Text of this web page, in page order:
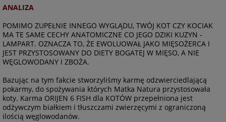
ANALIZA
POMIMO ZUPEŁNIE INNEGO WYGLĄDU, TWÓJ KOT CZY KOCIAK
MA TE SAME CECHY ANATOMICZNE CO JEGO DZIKI KUZYN -
LAMPART. OZNACZA TO, ŻE EWOLUOWAŁ JAKO MIĘSOŻERCA I
JEST PRZYSTOSOWANY DO DIETY BOGATEJ W MIĘSO, A NIE
WĘGLOWODANY I ZBOŻA.
Bazując na tym fakcie stworzyliśmy karmę odzwierciedlającą
pokarmy, do spożywania których Matka Natura przystosowała
koty. Karma ORIJEN 6 FISH dla KOTÓW przepełniona jest
odżywczym białkiem i tłuszczami zwierzęcymi z ograniczoną
ilością węglowodanów.